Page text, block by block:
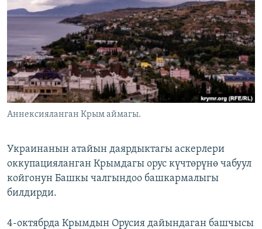
АЗАТТЫК+
ЫҢГАЙСЫЗ СУРООЛОР
ЭЕ/АРнун бардык сайттары
Аннексияланган Крым аймагы.
Украинанын атайын даярдыктагы аскерлери
оккупацияланган Крымдагы орус күчтөрүнө чабуул
койгонун Башкы чалгындоо башкармалыгы
билдирди.
4-октябрда Крымдын Орусия дайындаган башчысы